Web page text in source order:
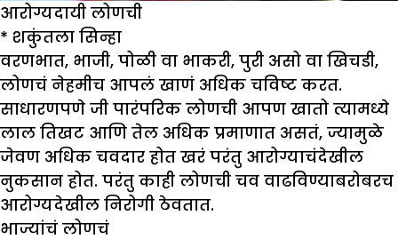
आरोग्यदायी लोणची
* शकुंतला सिन्हा
वरणभात, भाजी, पोळी वा भाकरी, पुरी असो वा खिचडी,
लोणचं नेहमीच आपलं खाणं अधिक चविष्ट करत.
साधारणपणे जी पारंपरिक लोणची आपण खातो त्यामध्ये
लाल तिखट आणि तेल अधिक प्रमाणात असतं, ज्यामुळे
जेवण अधिक चवदार होत खरं परंतु आरोग्याचंदेखील
नुकसान होत. परंतु काही लोणची चव वाढविण्याबरोबरच
आरोग्यदेखील निरोगी ठेवतात.
भाज्यांचं लोणचं